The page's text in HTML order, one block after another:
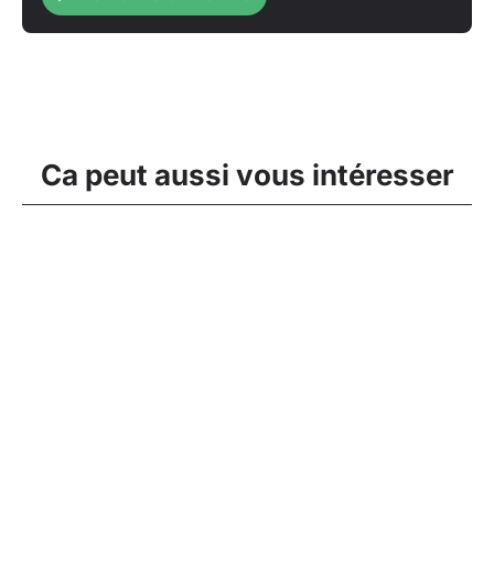
Ca peut aussi vous intéresser